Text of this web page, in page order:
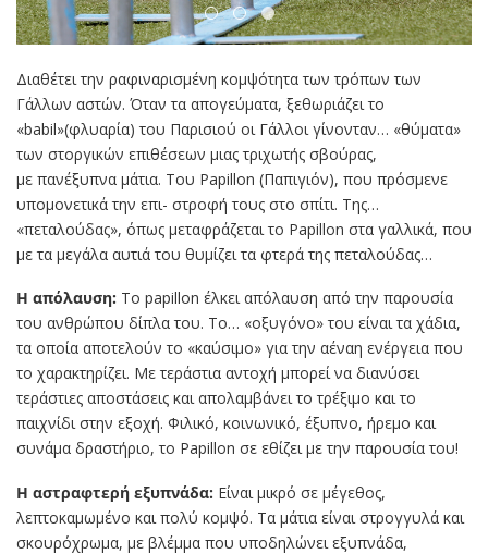
Διαθέτει την ραφιναρισμένη κομψότητα των τρόπων των
Γάλλων αστών. Όταν τα απογεύματα, ξεθωριάζει το
«babil»(φλυαρία) του Παρισιού οι Γάλλοι γίνονταν… «θύματα»
των στοργικών επιθέσεων μιας τριχωτής σβούρας,
με πανέξυπνα μάτια. Του Papillon (Παπιγιόν), που πρόσμενε
υπομονετικά την επι- στροφή τους στο σπίτι. Της…
«πεταλούδας», όπως μεταφράζεται το Papillon στα γαλλικά, που
με τα μεγάλα αυτιά του θυμίζει τα φτερά της πεταλούδας…
Η απόλαυση: Το papillon έλκει απόλαυση από την παρουσία
του ανθρώπου δίπλα του. Το… «οξυγόνο» του είναι τα χάδια,
τα οποία αποτελούν το «καύσιμο» για την αέναη ενέργεια που
το χαρακτηρίζει. Με τεράστια αντοχή μπορεί να διανύσει
τεράστιες αποστάσεις και απολαμβάνει το τρέξιμο και το
παιχνίδι στην εξοχή. Φιλικό, κοινωνικό, έξυπνο, ήρεμο και
συνάμα δραστήριο, το Papillon σε εθίζει με την παρουσία του!
Η αστραφτερή εξυπνάδα: Είναι μικρό σε μέγεθος,
λεπτοκαμωμένο και πολύ κομψό. Τα μάτια είναι στρογγυλά και
σκουρόχρωμα, με βλέμμα που υποδηλώνει εξυπνάδα,